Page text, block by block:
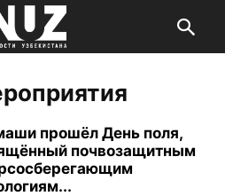
прошёл День поля,
почвозащитным